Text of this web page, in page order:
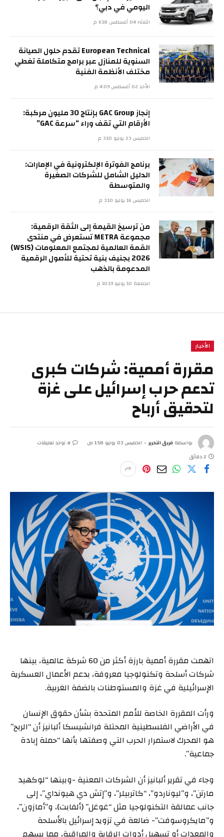
اليومي في دبي؟
الثلاثاء 04 أغسطس 6:18 م
European Technical تقدم حلول الصيانة
السنوية للمنازل عبر برامج متكاملة تغطي
مختلف الأنظمة الفنية
الأحد 02 أغسطس 4:09 م
إنجاز GAC Group بإنتاج 30 مليون مركبة:
الأرقام التي تقف وراء “سرعة GAC”
الخميس 23 يوليو 3:10 م
برنامج الفوترة الإلكترونية في الإمارات:
الدليل الشامل للشركات الصغيرة
والمتوسطة
الخميس 16 يوليو 3:10 م
من ترسيخ القيمة إلى الثقة الرقمية:
مجموعة METRA تستعرض في منتدى
القمة العالمية لمجتمع المعلومات (WSIS)
2026 بجنيف بنية تحتية للأصول الرقمية
المدعومة بالذهب
الجمعة 10 يوليو 10:19 م
الأخبار
مقررة أممية: شركات كبرى
تدعم حرب إسرائيل على غزة
لتحقيق أرباح
بواسطة فريق التحرير الخميس 03 يوليو 1:58 ص
لا توجد تعليقات
2 دقائق
اتهمت مقررة أممية بارزة أكثر من 60 شركة عالمية، بينها
شركات أسلحة وتكنولوجيا معروفة، بدعم الأعمال العسكرية
الإسرائيلية في غزة والمستوطنات بالضفة الغربية.
ورأت المقررة الخاصة للأمم المتحدة بشأن حقوق الإنسان
في الأراضي الفلسطينية المحتلة فرانشيسكا ألبانيز أن “الربح”
هو المحرك لاستمرار الحرب التي وصفتها بأنها “حملة إبادة
جماعية”.
وجاء في تقرير ألبانيز أن الشركات المعنية -وبينها “لوكهيد
مارتن”، و”ليوناردو”، “كاتربيلر”، و”إتش دي هيونداي”، إلى
جانب عمالقة التكنولوجيا مثل “غوغل” (ألفابت)، و”أمازون”،
و”مايكروسوفت”- ضالعة في تزويد إسرائيل بالأسلحة
والمعدات أو تسهيل أدوات الرقابة والمراقبة، مما يسهم